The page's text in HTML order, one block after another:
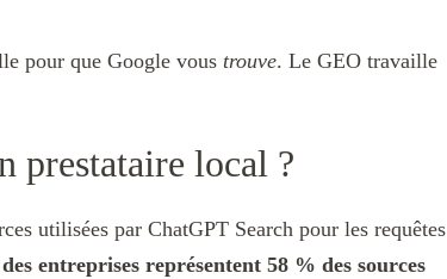
pour que Google vous trouve. Le GEO travaille
prestataire local ?
utilisées par ChatGPT Search pour les requêtes
entreprises représentent 58 % des sources